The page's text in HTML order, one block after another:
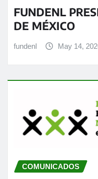
FUNDENL
DE MÉXICO
fundenl May 14,
COMUNICADOS